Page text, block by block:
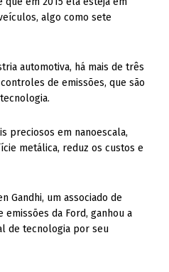
algo como sete
automotiva, há mais de três
de emissões, que são
preciosos em nanoescala,
metálica, reduz os custos e
Gandhi, um associado de
emissões da Ford, ganhou a
de tecnologia por seu